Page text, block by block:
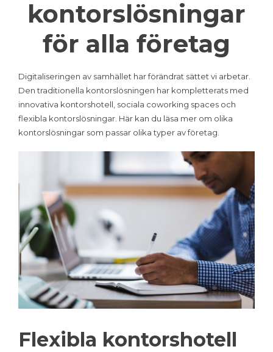
kontorslösningar
för alla företag
Digitaliseringen av samhället har förändrat sättet vi arbetar.
Den traditionella kontorslösningen har kompletterats med
innovativa kontorshotell, sociala coworking spaces och
flexibla kontorslösningar. Här kan du läsa mer om olika
kontorslösningar som passar olika typer av företag.
Flexibla kontorshotell